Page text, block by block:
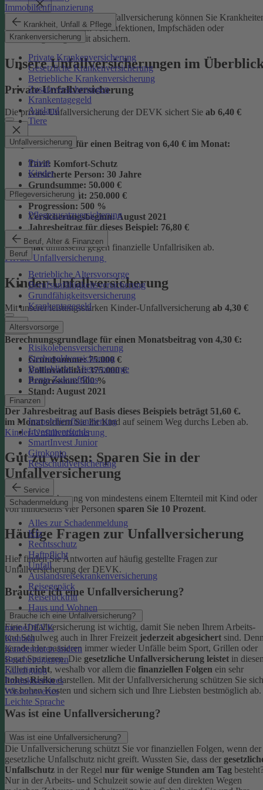
Immobilienfinanzierung
Krankheit, Unfall & Pflege
Krankenversicherung
Private Krankenversicherung
Gesetzliche Krankenversicherung
Betriebliche Krankenversicherung
Zusatzversicherungen
Krankentagegeld
Ausland
Tiere
Unfallversicherung
Privat
Kinder
Pflegeversicherung
Pflegezusatzversicherung
Beruf, Alter & Finanzen
Beruf
Betriebliche Altersvorsorge
Berufsunfähigkeitsversicherung
Grundfähigkeitsversicherung
Krankentagegeld
Altersvorsorge
Risikolebensversicherung
Sterbegeldversicherung
Betriebliche Altersvorsorge
Rente ZukunftPlus
Finanzen
Immobilienfinanzierung
Investmentfonds
SmartInvest Junior
Girokonto
Restschuldversicherung
Service
Schadenmeldung
Alles zur Schadenmeldung
Kfz
Rechtsschutz
Haftpflicht
Unfall
Auslandsreisekrankenversicherung
Reisegepäck
Reiserücktritt
Haus und Wohnen
meineDEVK
Kontakt
Kundendaten ändern
Bescheinigungen
Kündigung
Produktservices
Wissenswertes
Leichte Sprache
Mit der Junior-Plus-Unfallversicherung können Sie
sowie die Folgen von Infektionen, Impfschäden oder
Vergiftungen mit absichern.
Unsere Unfallversicherungen im
Private Unfallversicherung
Die private Unfallversicherung der DEVK sichert Sie ab 6,40 €
Beispielrechnung für einen Beitrag von 6,40 € im Monat:
Tarif: Komfort-Schutz
versicherte Person: 30 Jahre
Grundsumme: 50.000 €
Vollinvalidität: 250.000 €
Progression: 500 %
Versicherungsbeginn:August 2021
Jahresbeitrag für dieses Beispiel: 76,80 €
im Monatumfassend gegen finanzielle Unfallrisiken ab.
Private Unfallversicherung
Kinder-Unfallversicherung
Mit unserer leistungsstarken Kinder-Unfallversicherung ab 4,30 €
Berechnungsgrundlage für einen Monatsbeitrag von 4,30 €:
Grundsumme:75.000 €
Vollinvalidität:375.000 €
Progression:500 %
Stand: August 2021
Der Jahresbeitrag auf Basis dieses Beispiels beträgt 51,60 €.
im Monatsichern Sie Ihr Kind auf seinem Weg durchs Leben ab.
Kinder-Unfallversicherung
Gut zu wissen: Sparen Sie in der
Unfallversicherung
Bei der Versicherung von mindestens einem Elternteil mit Kind oder
von mindestens vier Personen sparen Sie 10 Prozent.
Häufige Fragen zur Unfallversicherung
Hier finden Sie Antworten auf häufig gestellte Fragen zur
Unfallversicherung der DEVK.
Brauche ich eine Unfallversicherung?
Brauche ich eine Unfallversicherung?
Eine Unfallversicherung ist wichtig, damit Sie neben Ihrem Arbeits-
und Schulweg auch in Ihrer Freizeit jederzeit abgesichert sind.
gerade hier passieren immer wieder Unfälle beim Sport, Grillen oder
sogar Spazieren. Die gesetzliche Unfallversicherung leistet in
Fällennicht, weshalb vor allem die finanziellen Folgen ein sehr
hohes Risikodarstellen. Mit der Unfallversicherung schützen Sie sich
vor hohen Kosten und sichern sich und Ihre Liebsten bestmöglich ab.
Was ist eine Unfallversicherung?
Was ist eine Unfallversicherung?
Die Unfallversicherung schützt Sie vor finanziellen Folgen, wenn der
gesetzliche Unfallschutz nicht greift. Wussten Sie, dass der
Unfallschutz in der Regel nur für wenige Stunden am Tag
Nur in der Arbeits- und Schulzeit sowie auf den direkten Wegen